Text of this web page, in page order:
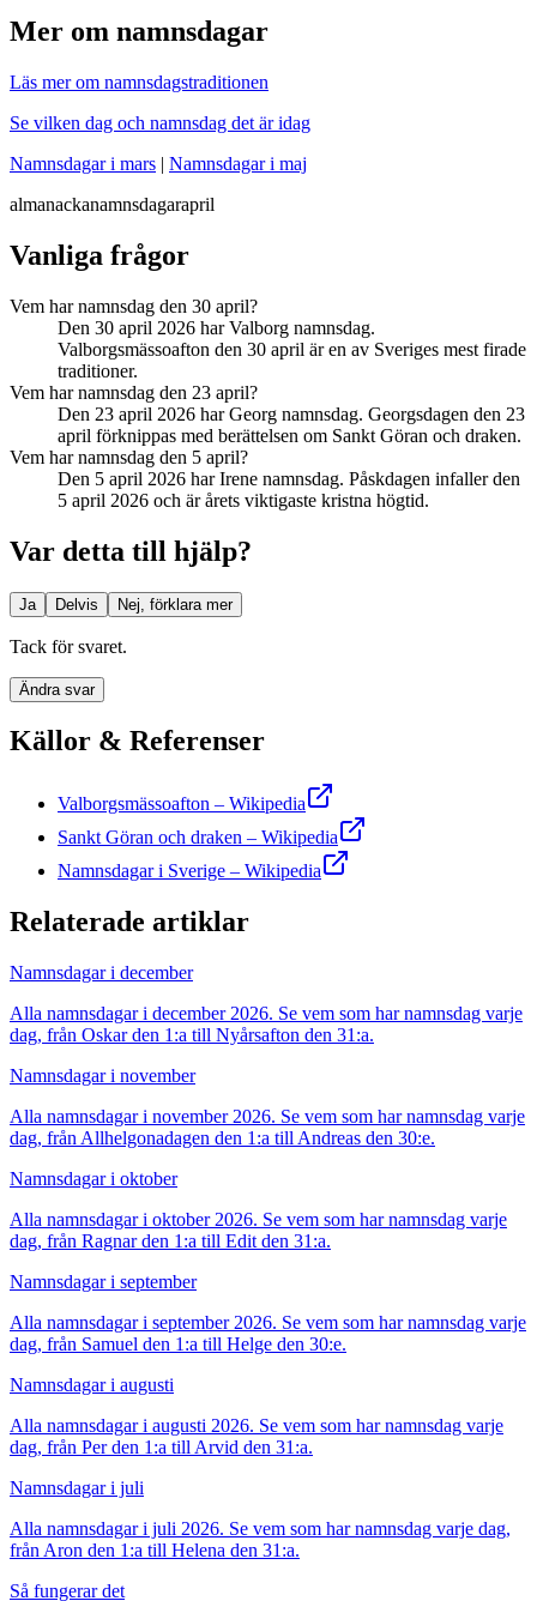
Mer om namnsdagar
Läs mer om namnsdagstraditionen
Se vilken dag och namnsdag det är idag
Namnsdagar i mars | Namnsdagar i maj
almanackanamnsdagarapril
Vanliga frågor
Vem har namnsdag den 30 april?
Den 30 april 2026 har Valborg namnsdag.
Valborgsmässoafton den 30 april är en av Sveriges mest firade
traditioner.
Vem har namnsdag den 23 april?
Den 23 april 2026 har Georg namnsdag. Georgsdagen den 23
april förknippas med berättelsen om Sankt Göran och draken.
Vem har namnsdag den 5 april?
Den 5 april 2026 har Irene namnsdag. Påskdagen infaller den
5 april 2026 och är årets viktigaste kristna högtid.
Var detta till hjälp?
Ja Delvis Nej, förklara mer
Tack för svaret.
Ändra svar
Källor & Referenser
Valborgsmässoafton – Wikipedia
Sankt Göran och draken – Wikipedia
Namnsdagar i Sverige – Wikipedia
Relaterade artiklar
Namnsdagar i december
Alla namnsdagar i december 2026. Se vem som har namnsdag varje
dag, från Oskar den 1:a till Nyårsafton den 31:a.
Namnsdagar i november
Alla namnsdagar i november 2026. Se vem som har namnsdag varje
dag, från Allhelgonadagen den 1:a till Andreas den 30:e.
Namnsdagar i oktober
Alla namnsdagar i oktober 2026. Se vem som har namnsdag varje
dag, från Ragnar den 1:a till Edit den 31:a.
Namnsdagar i september
Alla namnsdagar i september 2026. Se vem som har namnsdag varje
dag, från Samuel den 1:a till Helge den 30:e.
Namnsdagar i augusti
Alla namnsdagar i augusti 2026. Se vem som har namnsdag varje
dag, från Per den 1:a till Arvid den 31:a.
Namnsdagar i juli
Alla namnsdagar i juli 2026. Se vem som har namnsdag varje dag,
från Aron den 1:a till Helena den 31:a.
Så fungerar det